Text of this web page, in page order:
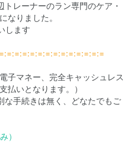
レーナーのラン専門のケア・
なりました。
します
子マネー、完全キャッシュレス
払いとなります。）
な手続きは無く、どなたでもご
）